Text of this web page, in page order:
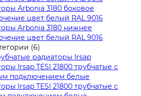
Arbonia 3180 боковое
цвет белый RAL 9016
Arbonia 3180 нижнее
цвет белый RAL 9016
(6)
радиаторы Irsap
Irsap TESI 21800 трубчатые с
подключением белые
Irsap TESI 21800 трубчатые с